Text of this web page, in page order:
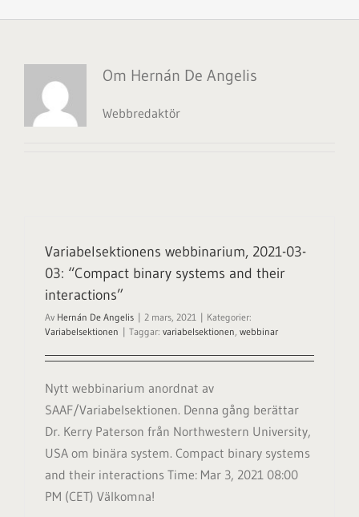
Om Hernán De Angelis
Webbredaktör
Variabelsektionens webbinarium, 2021-03-
03: “Compact binary systems and their
interactions”
Av Hernán De Angelis | 2 mars, 2021 | Kategorier:
Variabelsektionen | Taggar: variabelsektionen webbinar
Nytt webbinarium anordnat av
SAAF/Variabelsektionen. Denna gång berättar
Dr. Kerry Paterson från Northwestern University,
USA om binära system. Compact binary systems
and their interactions Time: Mar 3, 2021 08:00
PM (CET) Välkomna!